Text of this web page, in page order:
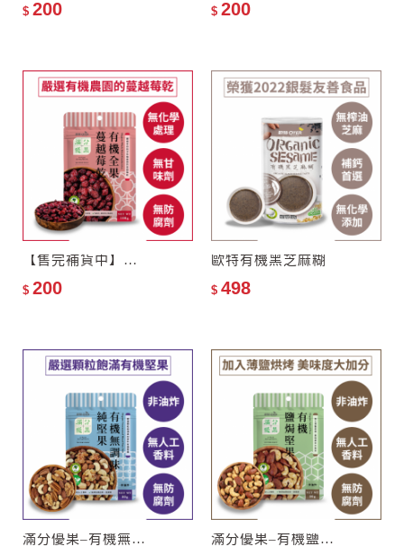
$ 200 $ 200
【售完補貨中】滿分優果–有機全果蔓越莓乾
$ 200
歐特有機黑芝麻糊
$ 498
滿分優果–有機無調味純堅果 滿分優果–有機鹽焗堅果